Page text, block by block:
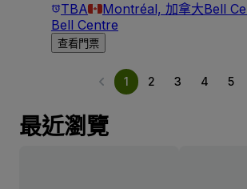
TBA Montréal, 加拿大Bell
Bell Centre
查看門票
1 2 3 4 5
最近瀏覽